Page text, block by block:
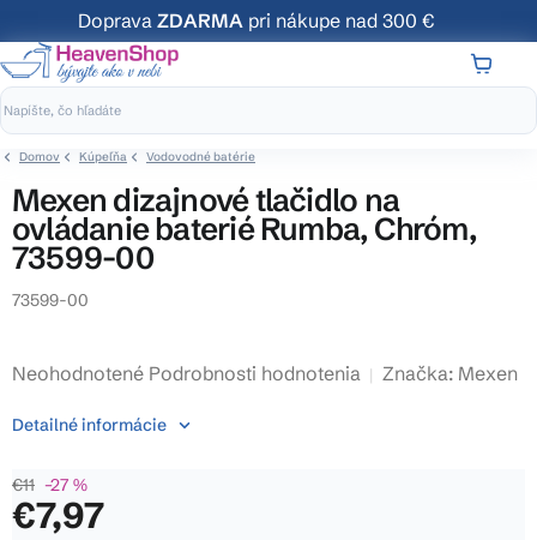
na
obsah
Doprava ZDARMA pri nákupe nad 300 €
Domov Kúpeľňa Vodovodné batérie
Mexen dizajnové tlačidlo na
ovládanie baterié Rumba, Chróm,
73599-00
73599-00
Priemerné
produktu
0,0
z
Neohodnotené Podrobnosti hodnotenia Značka: Mexen
€11 –27 %
€7,97
Detailné informácie